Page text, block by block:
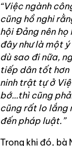
“Việc ngành
cũng hồ nghi
hội Đảng nên
đây như là một
dù sao đi nữa,
tiếp dân tốt hơn
ninh trật tự ở
bớ…thì cũng
cũng rất lo lắng
đến pháp luật.”
Trong khi đó, bà